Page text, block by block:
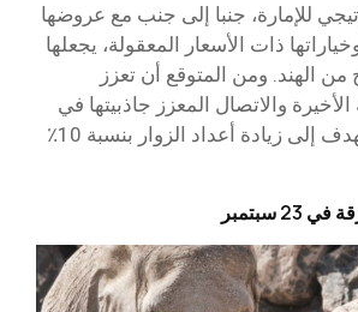
للإمارة، جنبا إلى جنب مع عروضها
ذات الأسعار المعقولة، يجعلها
من الهند. ومن المتوقع أن تعزز
والاتصال المعزز جاذبيتها في
الأشهر المقبلة وتهدف إلى زيادة أعداد الزوار بنسبة 10٪
سبتمبر